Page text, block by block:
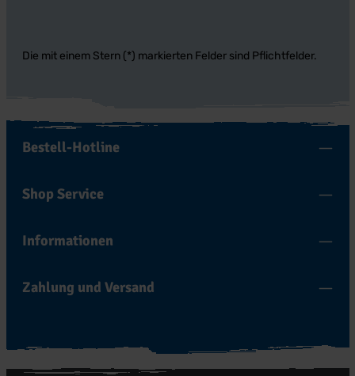
Die mit einem Stern (*) markierten Felder sind Pflichtfelder.
Bestell-Hotline
Shop Service
Informationen
Zahlung und Versand